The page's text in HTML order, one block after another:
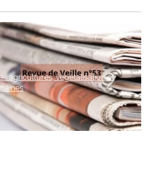
: agricultures, végétalisation et